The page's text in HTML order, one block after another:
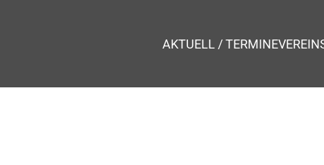
AKTUELL / TERMINEVEREIN